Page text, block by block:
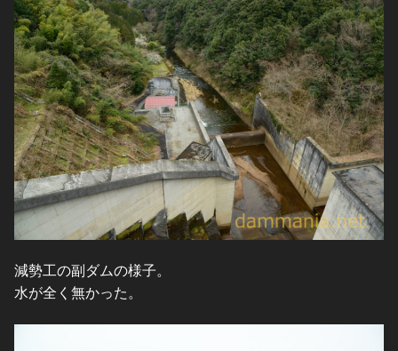
減勢工の副ダムの様子。
水が全く無かった。